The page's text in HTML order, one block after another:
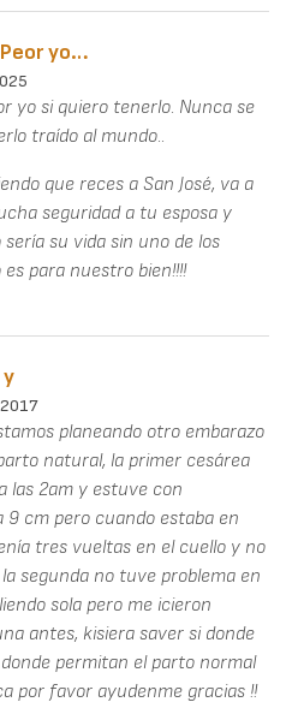
yo…
yo si quiero tenerlo. Nunca se
traído al mundo..
que reces a San José, va a
seguridad a tu esposa y
su vida sin uno de los
para nuestro bien!!!!
planeando otro embarazo
natural, la primer cesárea
las 2am y estuve con
cm pero cuando estaba en
tres vueltas en el cuello y no
segunda no tuve problema en
sola pero me icieron
antes, kisiera saver si donde
permitan el parto normal
por favor ayudenme gracias !!